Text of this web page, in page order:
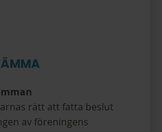
rätt att fatta beslut
av föreningens